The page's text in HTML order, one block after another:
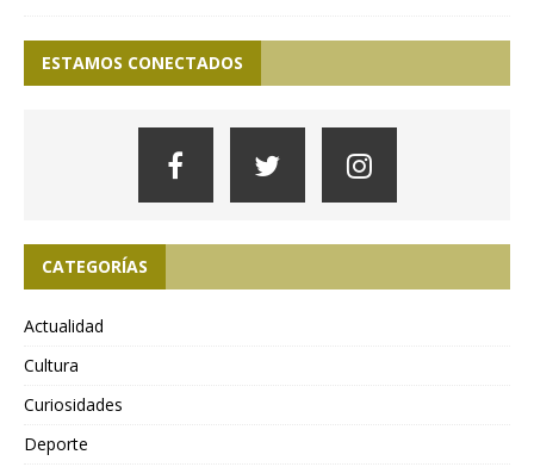
ESTAMOS CONECTADOS
CATEGORÍAS
Actualidad
Cultura
Curiosidades
Deporte